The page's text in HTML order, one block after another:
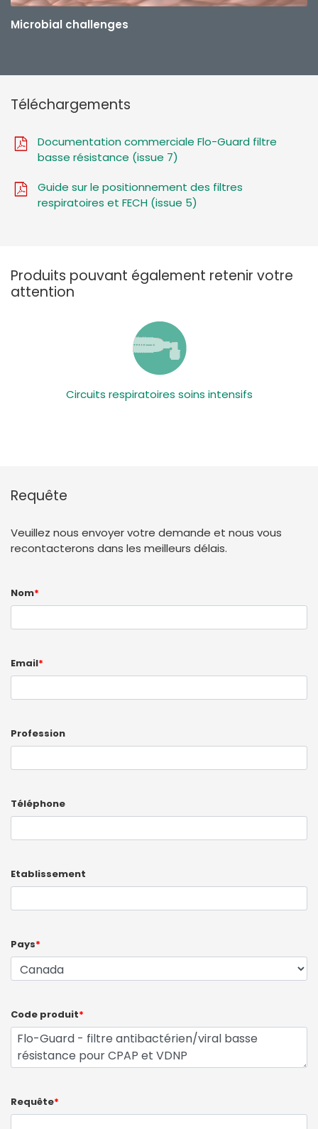
Microbial challenges
Téléchargements
Documentation commerciale Flo-Guard filtre
basse résistance (issue 7)
Guide sur le positionnement des filtres
respiratoires et FECH (issue 5)
Produits pouvant également retenir votre
attention
Circuits respiratoires soins intensifs
Requête
Veuillez nous envoyer votre demande et nous vous
recontacterons dans les meilleurs délais.
Nom*
Email*
Profession
Téléphone
Etablissement
Pays*
Code produit*
Requête*